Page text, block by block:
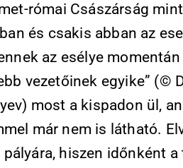
római Császárság
és csakis abban az
az esélye
vezetőinek egyike” (©
most a kispadon ül,
már nem is látható.
hiszen időnként